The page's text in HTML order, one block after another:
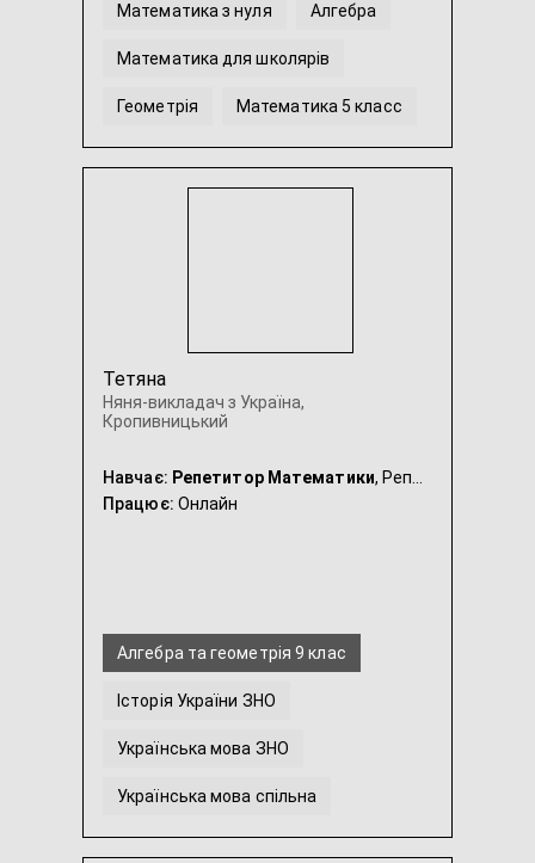
Математика з нуля Алгебра
Математика для школярів
Геометрія Математика 5 класс
...
Тетяна
Няня-викладач з Україна,
Кропивницький
Навчає: Репетитор Математики, Репетитор Української мови, Репетитор Історії України, Няня
Працює: Онлайн
Алгебра та геометрія 9 клас
Історія України ЗНО
Українська мова ЗНО
Українська мова спільна
Математика ЗНО